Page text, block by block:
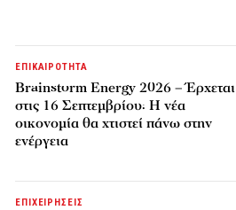
ΕΠΙΚΑΙΡΟΤΗΤΑ
Brainstorm Energy 2026 – Έρχεται
στις 16 Σεπτεμβρίου: Η νέα
οικονομία θα χτιστεί πάνω στην
ενέργεια
ΕΠΙΧΕΙΡΗΣΕΙΣ